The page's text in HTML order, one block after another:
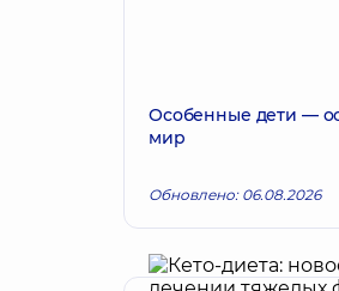
Особенные дети —
мир
Обновлено: 06.08.2026